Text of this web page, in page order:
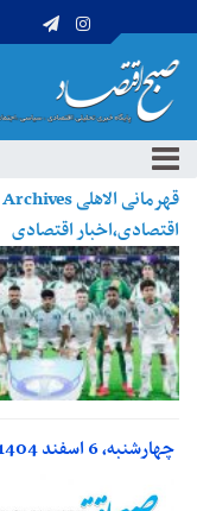
اقتصادی،اخبار اقتصادی
چهارشنبه، 6 اسفند 1404